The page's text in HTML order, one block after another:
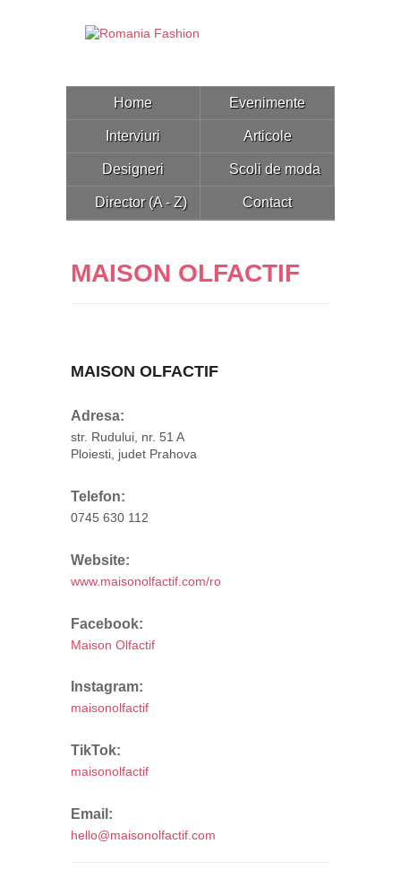
Home Evenimente
Interviuri Articole
Designeri Scoli de moda
Director (A - Z) Contact
MAISON OLFACTIF
MAISON OLFACTIF
Adresa:
str. Rudului, nr. 51 A
Ploiesti, judet Prahova
Telefon:
0745 630 112
Website:
www.maisonolfactif.com/ro
Facebook:
Maison Olfactif
Instagram:
maisonolfactif
TikTok:
maisonolfactif
Email:
hello@maisonolfactif.com